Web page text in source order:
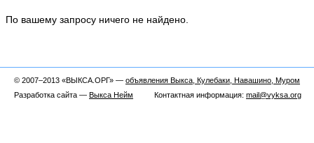
По вашему запросу ничего не найдено.
© 2007–2013 «ВЫКСА.ОРГ» — объявления Выкса, Кулебаки, Навашино, Муром
Разработка сайта — Выкса Нейм Контактная информация: mail@vyksa.org